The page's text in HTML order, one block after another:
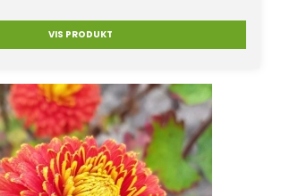
VIS PRODUKT